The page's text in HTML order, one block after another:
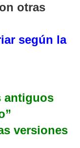
otras
según la
antiguos
versiones